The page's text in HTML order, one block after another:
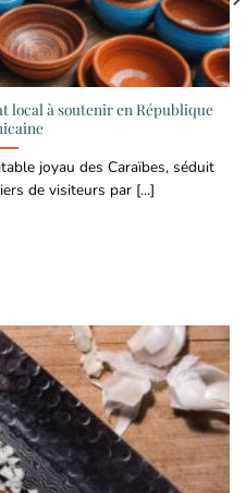
local à soutenir en République
joyau des Caraïbes, séduit
de visiteurs par [...]